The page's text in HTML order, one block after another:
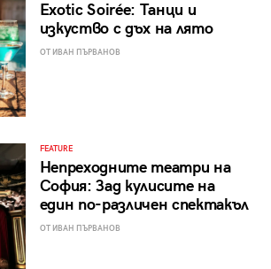
Exotic Soirée: Танци и
изкуство с дъх на лято
ОТ ИВАН ПЪРВАНОВ
FEATURE
Непреходните театри на
София: Зад кулисите на
един по-различен спектакъл
ОТ ИВАН ПЪРВАНОВ